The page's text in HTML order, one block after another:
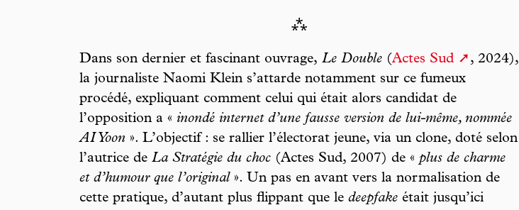
⁂
Dans son dernier et fascinant ouvrage, Le Double (Actes Sud
, 2024),
la journaliste Naomi Klein s’attarde notamment sur ce fumeux
procédé, expliquant comment celui qui était alors candidat de
l’opposition a « inondé internet d’une fausse version de lui-même, nommée
AI Yoon ». L’objectif : se rallier l’électorat jeune, via un clone, doté selon
l’autrice de La Stratégie du choc (Actes Sud, 2007) de « plus de charme
et d’humour que l’original ». Un pas en avant vers la normalisation de
cette pratique, d’autant plus flippant que le deepfake était jusqu’ici